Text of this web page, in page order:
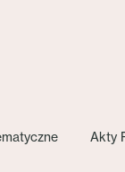
Akty